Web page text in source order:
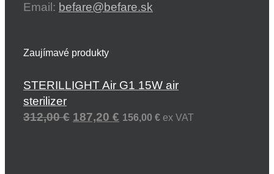
Email: befare@befare.sk
Zaujímavé produkty
STERILLIGHT Air G1 15W air
sterilizer
312,00€ 187,20 € 156,00 € ex VAT